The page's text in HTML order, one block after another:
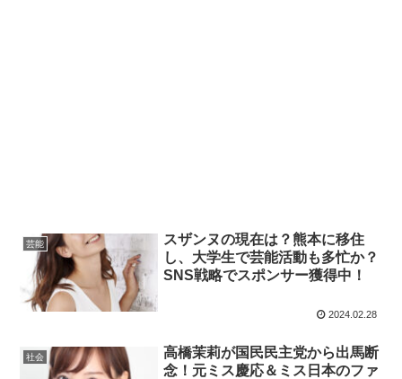
芸能
スザンヌの現在は？熊本に移住
し、大学生で芸能活動も多忙か？
SNS戦略でスポンサー獲得中！
2024.02.28
社会
高橋茉莉が国民民主党から出馬断
念！元ミス慶応＆ミス日本のファ